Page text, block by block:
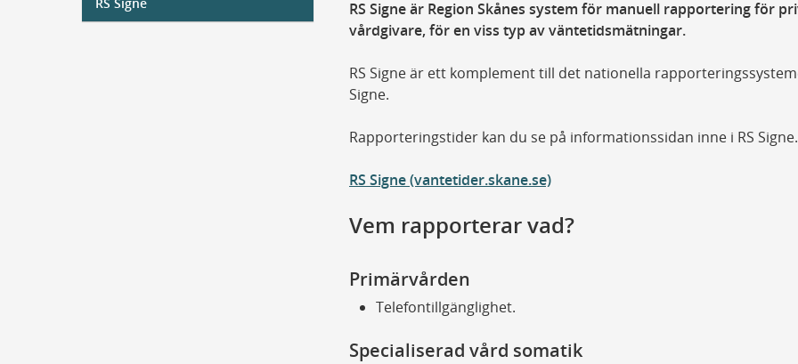
RS Signe är Region Skånes system för manuell rapportering för
vårdgivare, för en viss typ av väntetidsmätningar.
RS Signe är ett komplement till det nationella
Signe.
Rapporteringstider kan du se på informationssidan inne i RS Signe.
RS Signe (vantetider.skane.se)
Vem rapporterar vad?
Primärvården
Telefontillgänglighet.
Specialiserad vård somatik